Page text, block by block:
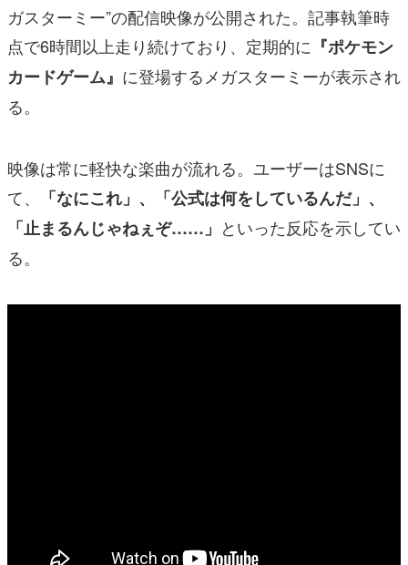
運営：株式会社マレ
ガスターミー”の配信映像が公開された。記事執筆時
点で6時間以上走り続けており、定期的に 『ポケモン
カードゲーム』 に登場するメガスターミーが表示され
る。
映像は常に軽快な楽曲が流れる。ユーザーはSNSに
て、
「なにこれ」、「公式は何をしているんだ」、
「止まるんじゃねぇぞ……」 といった反応を示してい
る。